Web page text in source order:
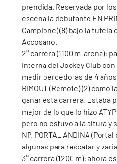
prendida. Reservada por
escena la debutante EN
Campione) (8) bajo la tutela
Accosano.
2° carrera (1100 m-arena):
interna del Jockey Club con
medir perdedoras de 4
RIMOUT (Remote) (2) como
ganar esta carrera. Estaba
mejor de lo que lo hizo
pero no estuvo a la altura y
NP. PORTAL ANDINA
algunas para rescatar y
3° carrera (1200 m): ahora